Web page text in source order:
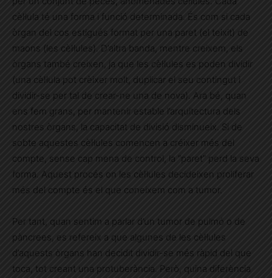
cèl·lula té una forma i funció determinada. És com si cada
òrgan del cos estigués format per una paret (el teixit) de
maons (les cèl·lules). D’altra banda, mentre creixem, els
òrgans també creixen, ja que les cèl·lules es poden dividir
(una cèl·lula pot crèixer molt, duplicar el seu contingut i
dividir-se per tal de crear-ne una de nova). Ara bé, quan
ens fem grans, per mantenir estable l’arquitectura dels
nostres òrgans, la capacitat de divisió disminueix. Si de
sobte aquestes cèl·lules comencen a créixer més del
compte, sense cap mena de control, la “paret” perd la seva
forma. Aquest procés on les cèl·lules decideixen proliferar
més del compte és el que coneixem com a tumor.
Per tant, quan sentim a parlar d’un tumor de pulmó o de
pàncrees, es refereix a que algunes de les cèl·lules
d’aquests òrgans han decidit dividir-se més ràpid del que
toca, tot creant una protuberància. Però, quina diferència